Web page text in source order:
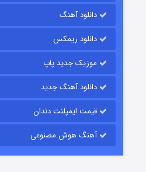
قسمت۱۵ (دوبله)
دانلود آهنگ
دانلود ریمکس
موزیک جدید پاپ
دانلود آهنگ جدید
قیمت ایمپلنت دندان
آهنگ هوش مصنوعی